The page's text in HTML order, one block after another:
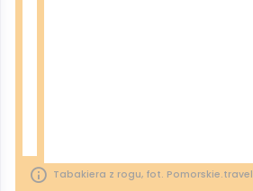
Tabakiera z rogu, fot. Pomorskie.travel